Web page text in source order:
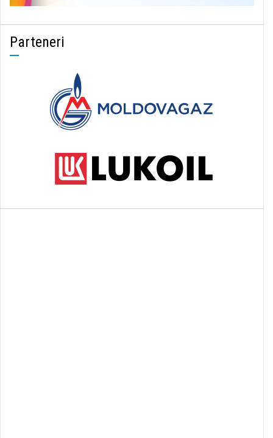
Parteneri